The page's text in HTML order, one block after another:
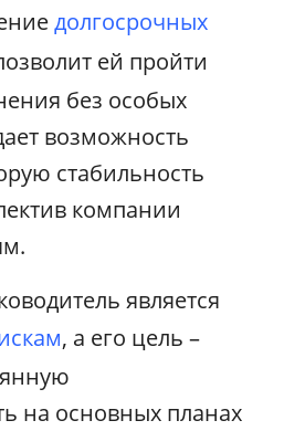
долгосрочных
ей пройти
без особых
возможность
стабильность
компании
является
, а его цель –
на основных планах